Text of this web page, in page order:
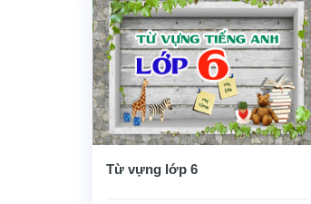
Từ vựng lớp 6